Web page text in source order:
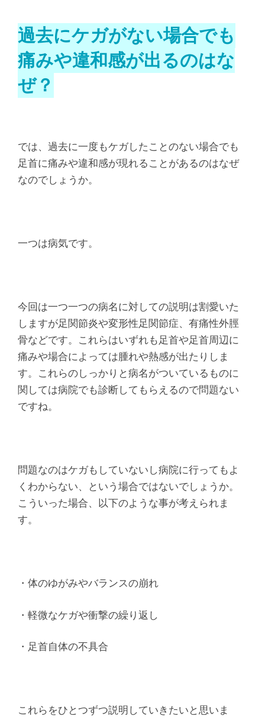
過去にケガがない場合でも
痛みや違和感が出るのはな
ぜ？
では、過去に一度もケガしたことのない場合でも
足首に痛みや違和感が現れることがあるのはなぜ
なのでしょうか。
一つは病気です。
今回は一つ一つの病名に対しての説明は割愛いた
しますが足関節炎や変形性足関節症、有痛性外脛
骨などです。これらはいずれも足首や足首周辺に
痛みや場合によっては腫れや熱感が出たりしま
す。これらのしっかりと病名がついているものに
関しては病院でも診断してもらえるので問題ない
ですね。
問題なのはケガもしていないし病院に行ってもよ
くわからない、という場合ではないでしょうか。
こういった場合、以下のような事が考えられま
す。
・体のゆがみやバランスの崩れ
・軽微なケガや衝撃の繰り返し
・足首自体の不具合
これらをひとつずつ説明していきたいと思いま